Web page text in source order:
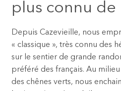
plus connu de
Depuis Cazevieille, nous
« classique », très connu des
sur le sentier de grande
préféré des français. Au
des chênes verts, nous